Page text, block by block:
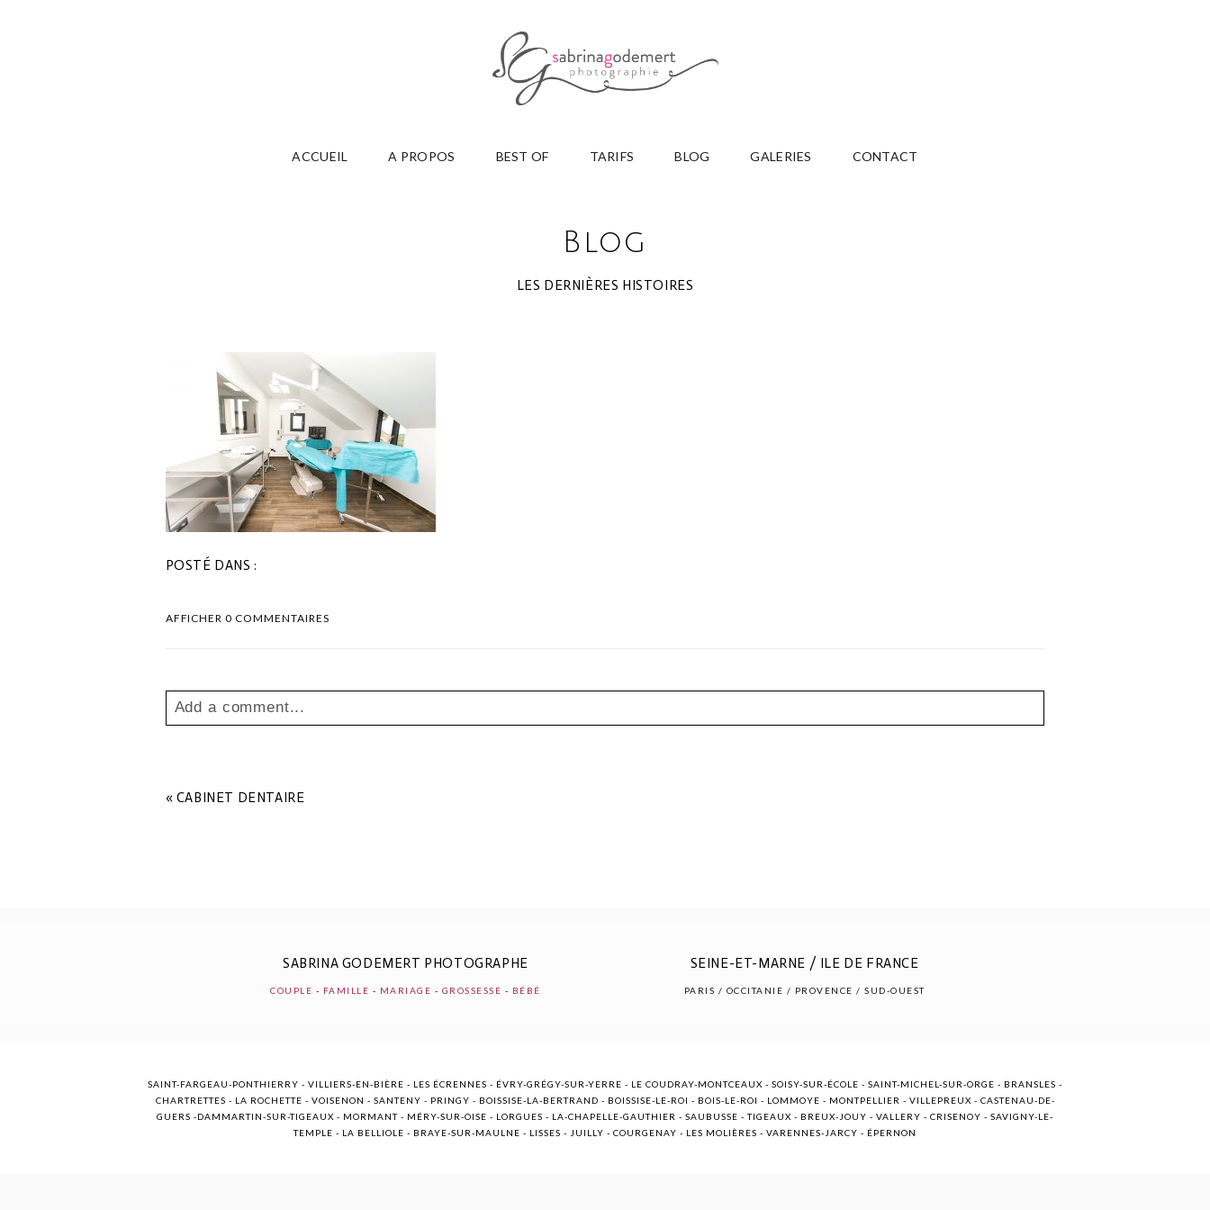
ACCUEIL A PROPOS BEST OF TARIFS BLOG GALERIES CONTACT
Blog
LES DERNIÈRES HISTOIRES
POSTÉ DANS :
AFFICHER0 COMMENTAIRES
Add a comment...
« CABINET DENTAIRE
SABRINA GODEMERT PHOTOGRAPHE
COUPLE - FAMILLE - MARIAGE - GROSSESSE - BÉBÉ
SEINE-ET-MARNE / ILE DE FRANCE
PARIS / OCCITANIE / PROVENCE / SUD-OUEST
SAINT-FARGEAU-PONTHIERRY - VILLIERS-EN-BIÈRE - LES ÉCRENNES - ÉVRY-GRÉGY-SUR-YERRE - LE COUDRAY-MONTCEAUX - SOISY-SUR-ÉCOLE - SAINT-MICHEL-SUR-ORGE - BRANSLES -
CHARTRETTES - LA ROCHETTE - VOISENON - SANTENY - PRINGY - BOISSISE-LA-BERTRAND - BOISSISE-LE-ROI - BOIS-LE-ROI - LOMMOYE - MONTPELLIER - VILLEPREUX - CASTENAU-DE-
GUERS -DAMMARTIN-SUR-TIGEAUX - MORMANT - MÉRY-SUR-OISE - LORGUES - LA-CHAPELLE-GAUTHIER - SAUBUSSE - TIGEAUX - BREUX-JOUY - VALLERY - CRISENOY - SAVIGNY-LE-
TEMPLE - LA BELLIOLE - BRAYE-SUR-MAULNE - LISSES - JUILLY - COURGENAY - LES MOLIÈRES - VARENNES-JARCY - ÉPERNON